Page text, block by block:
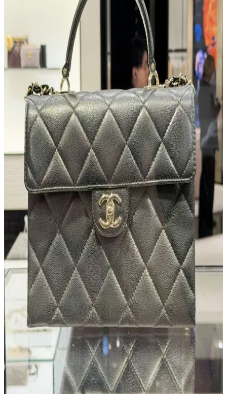
İkinci El Çanta Koleksiyonculuğu: Deneyimler,
Markalar ve Alım İpuçları
İkinci el çanta koleksiyonculuğu, estetik ve işlevselliği birleştirerek
kişisel tarzı yansıtan bir hobidir. Orijinallik, kondisyon ve güvenilir
platformlar seçimde kritik rol oynar.
Aldo Marka Vintage Çantaların Gerçek Deri Olup
Olmadığına Dair İnceleme ve Değerlendirme
1990'lar Aldo vintage çantalarının büyük çoğunluğu gerçek deri
malzemeden üretilmiştir. Ancak bazı yüzeylerde sentetik malzeme
izleri bulunabilir. Bu yazı, deri ve sentetik malzeme ayırt etme
yöntemlerini ve Aldo'nun marka imajını ele alıyor.
300 Euro Altında Kaliteli ve Dayanıklı Deri Çanta
Seçenekleri ve Marka Alternatifleri
300 Euro altı bütçeyle dayanıklı ve kaliteli deri çanta seçenekleri
marka yerine işçilik ve malzeme kalitesine odaklanarak bulunabilir.
Avrupa üreticileri ve vintage pazarları da alternatif sunar.
Vintage Gucci Çantaların Onarımı ve Uygun Fiyatlı
Alternatif Bulma Yöntemleri
Vintage Gucci çantaların onarımı, orijinalliği koruyarak ekonomik
çözümler sunar. İkinci el platformlarda uygun fiyatlı alternatifler
bulunabilir. Kondisyon, vintage ürünlerde değeri belirler.
New York'ta Butik ve Bağımsız Tasarımcı Çanta
Markaları ve Alışveriş Bölgeleri
New York, butik ve bağımsız tasarımcı çanta markaları açısından
zengin seçenekler sunar. Soho, FiDi ve Upper East Side gibi
bölgelerde özgün tasarımlar ve vintage seçenekler bulunur.
Eski Gucci Çantasının Yenilenmesi: Restorasyon
Süreci ve Bakım Teknikleri